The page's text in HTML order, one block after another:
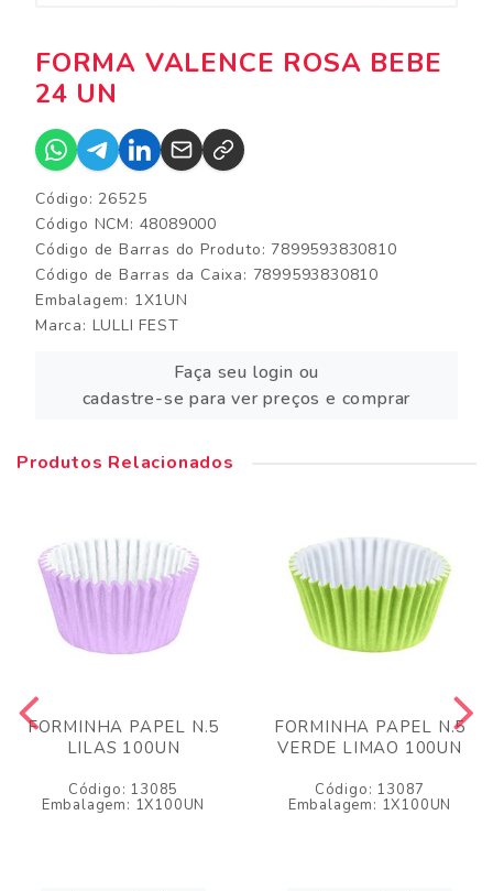
FORMA VALENCE ROSA BEBE
24 UN
Código: 26525
Código NCM: 48089000
Código de Barras do Produto: 7899593830810
Código de Barras da Caixa: 7899593830810
Embalagem: 1X1UN
Marca: LULLI FEST
Faça seu login ou
cadastre-se para ver preços e comprar
Produtos Relacionados
FORMINHA PAPEL N.5
LILAS 100UN
Código: 13085
Embalagem: 1X100UN
FORMINHA PAPEL N.5
VERDE LIMAO 100UN
Código: 13087
Embalagem: 1X100UN